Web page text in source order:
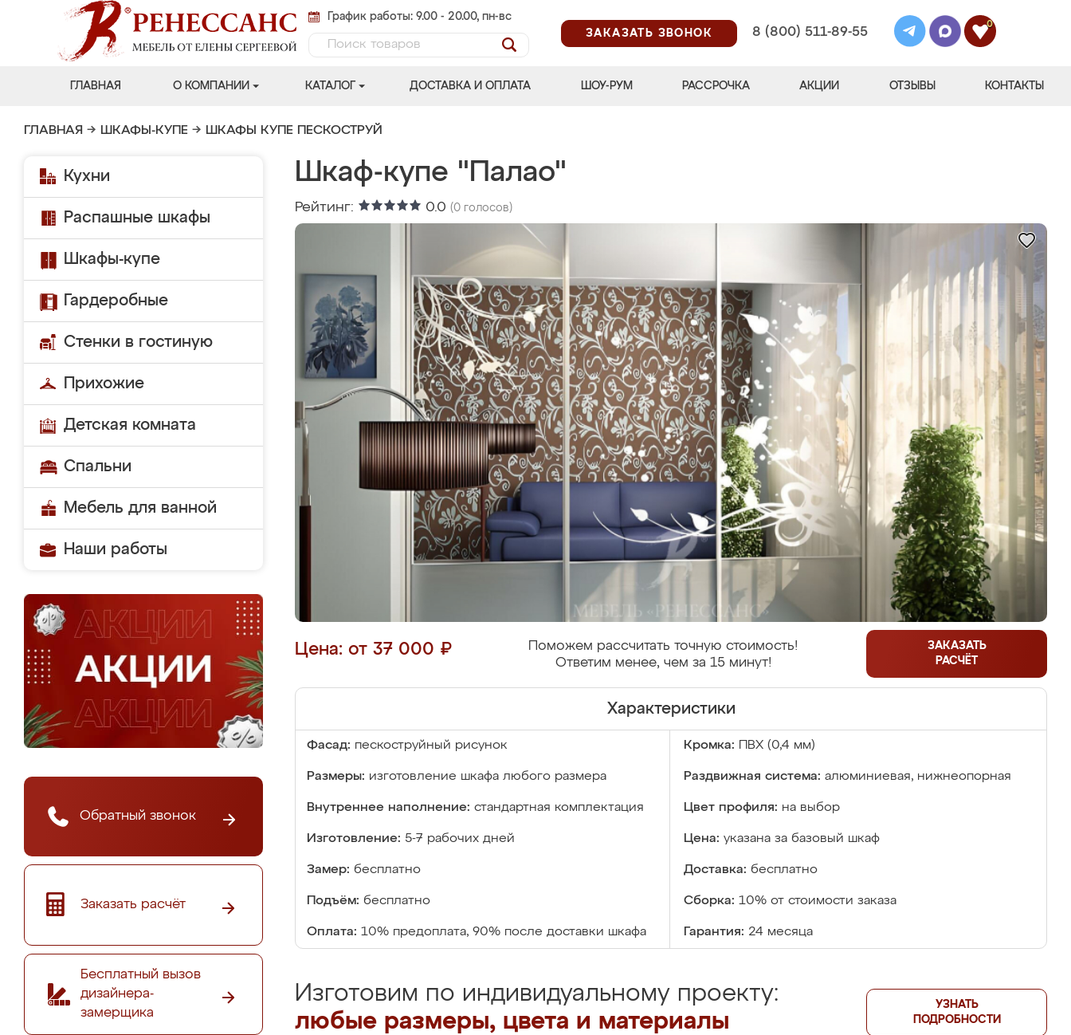
График работы: 9.00 - 20.00, пн-вс
ЗАКАЗАТЬ ЗВОНОК
8 (800) 511-89-55
0
ГЛАВНАЯ О КОМПАНИИ КАТАЛОГ ДОСТАВКА И ОПЛАТА ШОУ-РУМ РАССРОЧКА АКЦИИ ОТЗЫВЫ КОНТАКТЫ
ГЛАВНАЯ → ШКАФЫ-КУПЕ → ШКАФЫ КУПЕ ПЕСКОСТРУЙ
Кухни
Распашные шкафы
Шкафы-купе
Гардеробные
Стенки в гостиную
Прихожие
Детская комната
Спальни
Мебель для ванной
Наши работы
Обратный звонок
Заказать расчёт
Бесплатный вызов
дизайнера-
замерщика
Шкаф-купе "Палао"
Рейтинг: 0.0 (0 голосов)
Цена: от 37 000 ₽
Поможем рассчитать точную стоимость!
Ответим менее, чем за 15 минут!
ЗАКАЗАТЬ
РАСЧЁТ
Характеристики
Фасад: пескоструйный рисунок Кромка: ПВХ (0,4 мм)
Размеры: изготовление шкафа любого размера Раздвижная система: алюминиевая, нижнеопорная
Внутреннее наполнение: стандартная комплектация Цвет профиля: на выбор
Изготовление: 5-7 рабочих дней Цена: указана за базовый шкаф
Замер: бесплатно Доставка: бесплатно
Подъём: бесплатно Сборка: 10% от стоимости заказа
Оплата: 10% предоплата, 90% после доставки шкафа Гарантия: 24 месяца
Изготовим по индивидуальному проекту:
любые размеры, цвета и материалы
УЗНАТЬ
ПОДРОБНОСТИ